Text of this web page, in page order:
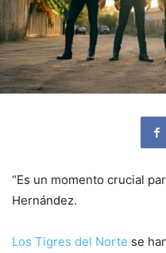
“Es un momento crucial
Hernández.
Los Tigres del Norte se